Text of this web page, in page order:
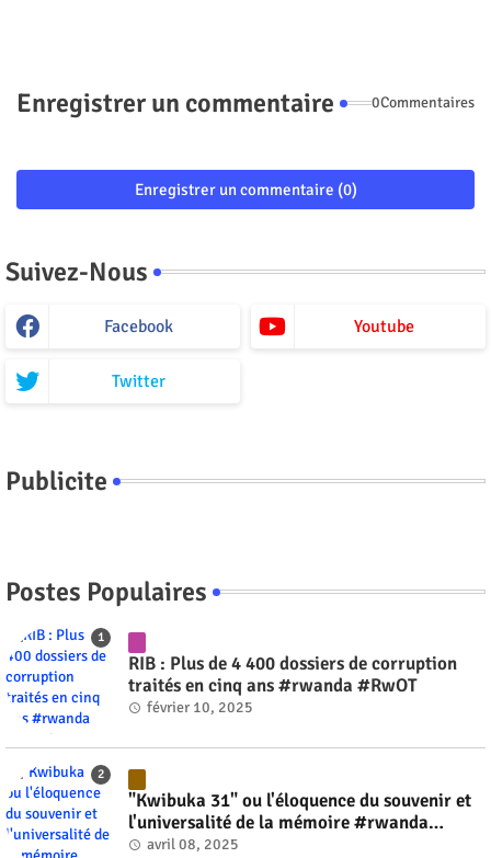
Enregistrer un commentaire 0Commentaires
Enregistrer un commentaire (0)
Suivez-Nous
Facebook Youtube
Twitter
Publicite
Postes Populaires
RIB : Plus de 4 400 dossiers de corruption
traités en cinq ans #rwanda #RwOT
février 10, 2025
"Kwibuka 31" ou l'éloquence du souvenir et
l'universalité de la mémoire #rwanda
#RwOT
avril 08, 2025